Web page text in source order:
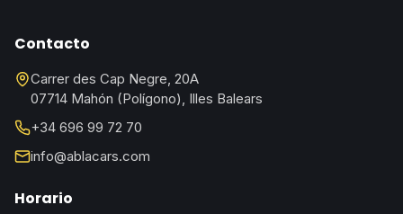
Contacto
Carrer des Cap Negre, 20A
07714 Mahón (Polígono), Illes Balears
+34 696 99 72 70
info@ablacars.com
Horario